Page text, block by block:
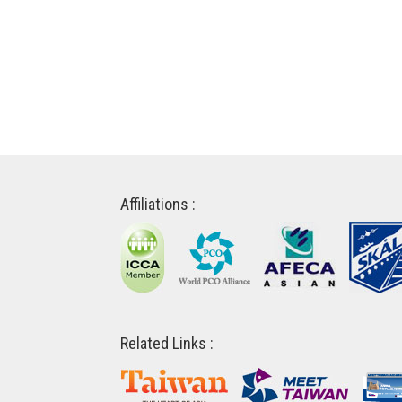
Affiliations :
Related Links :